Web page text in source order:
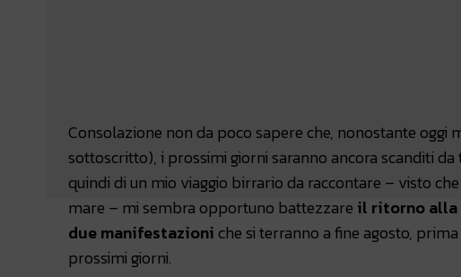
Consolazione non da poco sapere che, nonostante oggi
sottoscritto), i prossimi giorni saranno ancora scanditi
quindi di un mio viaggio birrario da raccontare – visto
mare – mi sembra opportuno battezzare il ritorno alla
due manifestazioniche si terranno a fine agosto,
prossimi giorni.